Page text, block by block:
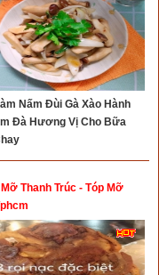
Nấm Đùi Gà Xào Hành
Đà Hương Vị Cho Bữa
Mỡ Thanh Trúc - Tóp Mỡ